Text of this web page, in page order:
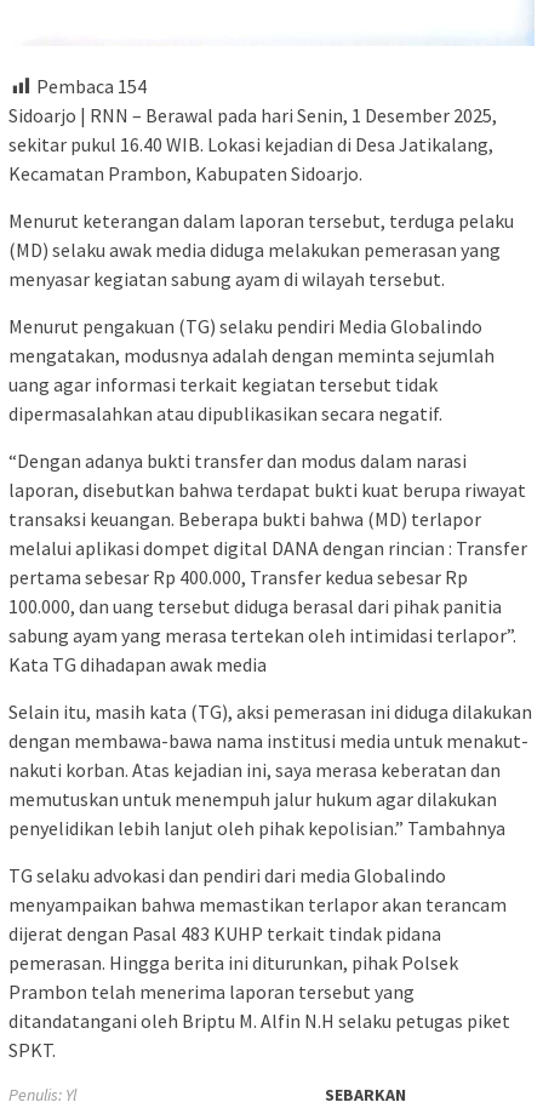
Pembaca 154
Sidoarjo | RNN – Berawal pada hari Senin, 1 Desember 2025,
sekitar pukul 16.40 WIB. Lokasi kejadian di Desa Jatikalang,
Kecamatan Prambon, Kabupaten Sidoarjo.
Menurut keterangan dalam laporan tersebut, terduga pelaku
(MD) selaku awak media diduga melakukan pemerasan yang
menyasar kegiatan sabung ayam di wilayah tersebut.
Menurut pengakuan (TG) selaku pendiri Media Globalindo
mengatakan, modusnya adalah dengan meminta sejumlah
uang agar informasi terkait kegiatan tersebut tidak
dipermasalahkan atau dipublikasikan secara negatif.
“Dengan adanya bukti transfer dan modus dalam narasi
laporan, disebutkan bahwa terdapat bukti kuat berupa riwayat
transaksi keuangan. Beberapa bukti bahwa (MD) terlapor
melalui aplikasi dompet digital DANA dengan rincian : Transfer
pertama sebesar Rp 400.000, Transfer kedua sebesar Rp
100.000, dan uang tersebut diduga berasal dari pihak panitia
sabung ayam yang merasa tertekan oleh intimidasi terlapor”.
Kata TG dihadapan awak media
Selain itu, masih kata (TG), aksi pemerasan ini diduga dilakukan
dengan membawa-bawa nama institusi media untuk menakut-
nakuti korban. Atas kejadian ini, saya merasa keberatan dan
memutuskan untuk menempuh jalur hukum agar dilakukan
penyelidikan lebih lanjut oleh pihak kepolisian.” Tambahnya
TG selaku advokasi dan pendiri dari media Globalindo
menyampaikan bahwa memastikan terlapor akan terancam
dijerat dengan Pasal 483 KUHP terkait tindak pidana
pemerasan. Hingga berita ini diturunkan, pihak Polsek
Prambon telah menerima laporan tersebut yang
ditandatangani oleh Briptu M. Alfin N.H selaku petugas piket
SPKT.
Penulis: Yl
SEBARKAN